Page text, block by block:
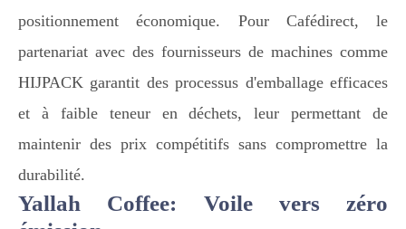
positionnement économique. Pour Cafédirect, le
partenariat avec des fournisseurs de machines comme
HIJPACK garantit des processus d'emballage efficaces
et à faible teneur en déchets, leur permettant de
maintenir des prix compétitifs sans compromettre la
durabilité.
Yallah Coffee: Voile vers zéro